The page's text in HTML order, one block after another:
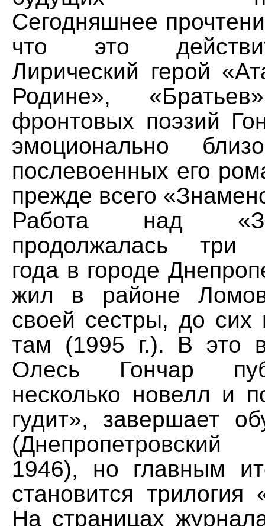
Сегодняшнее
что это
Лирический герой
Родине»,
фронтовых поэзий
эмоционально
послевоенных его
прежде всего
Работа над
продолжалась три
года в городе
жил в районе
своей сестры, до сих
там (1995 г.). В это
Олесь Гончар
несколько новелл и
гудит», завершает
(Днепропетровский
1946), но главным
становится трилогия
На страницах